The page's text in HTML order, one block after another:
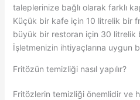
taleplerinize bağlı olarak farklı
Küçük bir kafe için 10 litrelik bir
büyük bir restoran için 30 litrelik
İşletmenizin ihtiyaçlarına uygun
Fritözün temizliği nasıl yapılır?
Fritözlerin temizliği önemlidir ve